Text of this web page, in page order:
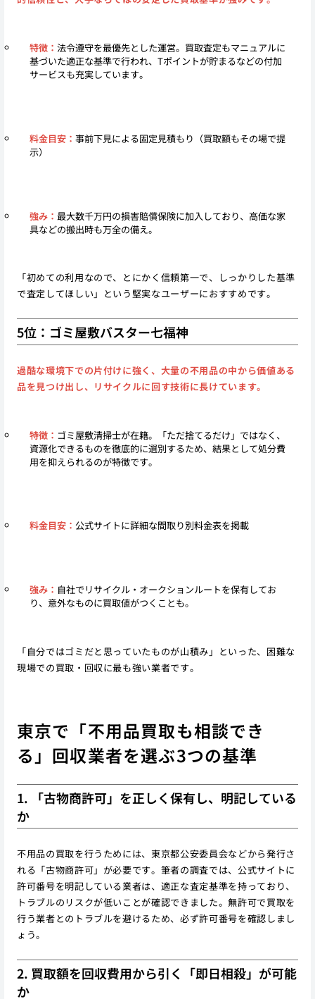
特徴： 法令遵守を最優先とした運営。買取査定もマニュアルに
基づいた適正な基準で行われ、Tポイントが貯まるなどの付加
サービスも充実しています。
料金目安： 事前下見による固定見積もり（買取額もその場で提
示）
強み： 最大数千万円の損害賠償保険に加入しており、高価な家
具などの搬出時も万全の備え。
「初めての利用なので、とにかく信頼第一で、しっかりした基準
で査定してほしい」という堅実なユーザーにおすすめです。
5位：ゴミ屋敷バスター七福神
過酷な環境下での片付けに強く、大量の不用品の中から価値ある
品を見つけ出し、リサイクルに回す技術に長けています。
特徴： ゴミ屋敷清掃士が在籍。「ただ捨てるだけ」ではなく、
資源化できるものを徹底的に選別するため、結果として処分費
用を抑えられるのが特徴です。
料金目安： 公式サイトに詳細な間取り別料金表を掲載
強み： 自社でリサイクル・オークションルートを保有してお
り、意外なものに買取値がつくことも。
「自分ではゴミだと思っていたものが山積み」といった、困難な
現場での買取・回収に最も強い業者です。
東京で「不用品買取も相談でき
る」回収業者を選ぶ3つの基準
1. 「古物商許可」を正しく保有し、明記している
か
不用品の買取を行うためには、東京都公安委員会などから発行さ
れる「古物商許可」が必要です。筆者の調査では、公式サイトに
許可番号を明記している業者は、適正な査定基準を持っており、
トラブルのリスクが低いことが確認できました。無許可で買取を
行う業者とのトラブルを避けるため、必ず許可番号を確認しまし
ょう。
2. 買取額を回収費用から引く「即日相殺」が可能
か